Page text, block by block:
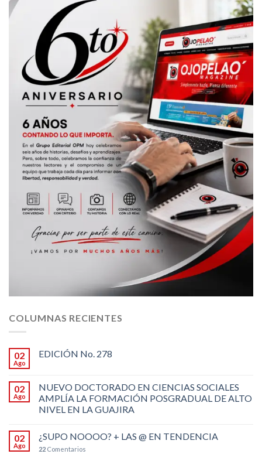
COLUMNAS RECIENTES
02
Ago
EDICIÓN No. 278
02
Ago
NUEVO DOCTORADO EN CIENCIAS SOCIALES
AMPLÍA LA FORMACIÓN POSGRADUAL DE ALTO
NIVEL EN LA GUAJIRA
02
Ago
¿SUPO NOOOO? + LAS @ EN TENDENCIA
22 Comentarios